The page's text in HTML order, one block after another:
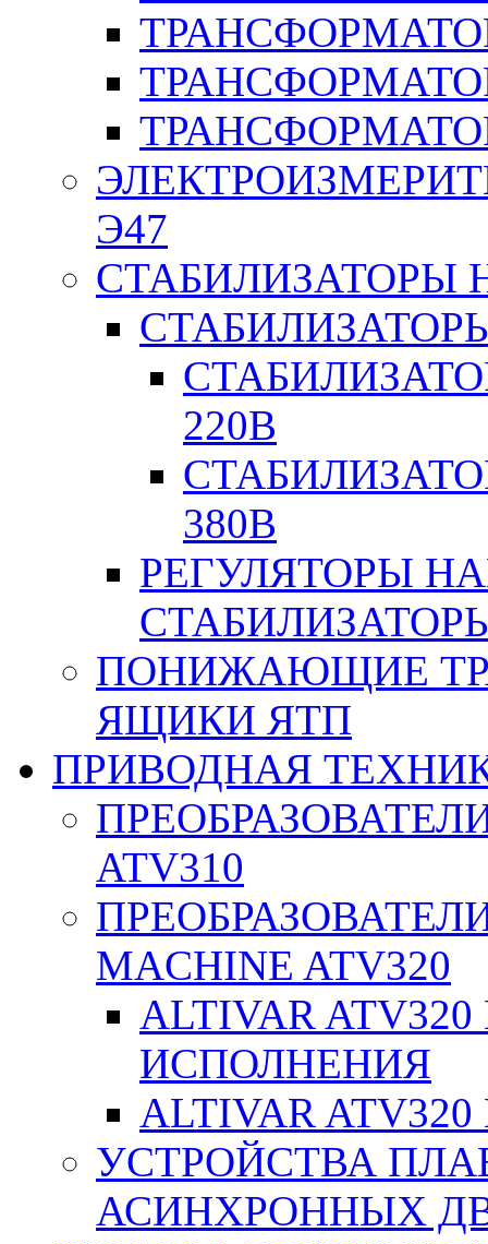
Э47
СТАБИЛИЗАТОРЫ
220В
380В
РЕГУЛЯТОРЫ
ПОНИЖАЮЩИЕ
ЯЩИКИ ЯТП
ПРИВОДНАЯ
ATV310
MACHINE ATV320
ALTIVAR
ИСПОЛНЕНИЯ
ALTIVAR
УСТРОЙСТВА
АСИНХРОННЫХ